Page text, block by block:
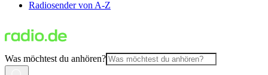
Radiosender von A-Z
Was möchtest du anhören?